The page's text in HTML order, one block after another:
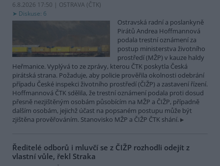
6.8.2026 17:50 | OSTRAVA (ČTK)
Diskuse: 6
Ostravská radní a poslankyně
Pirátů Andrea Hoffmannová
podala trestní oznámení za
postup ministerstva životního
prostředí (MŽP) v kauze haldy
Heřmanice. Vyplývá to ze zprávy, kterou ČTK poskytla Česká
pirátská strana. Požaduje, aby policie prověřila okolnosti odebrání
případu České inspekci životního prostředí (ČIŽP) a zastavení řízení.
Hoffmannová ČTK sdělila, že trestní oznámení podala proti dosud
přesně nezjištěným osobám působícím na MŽP a ČIŽP, případně
dalším osobám, jejichž účast na popsaném postupu může být
zjištěna prověřováním. Stanovisko MŽP a ČIŽP ČTK shání.
Ředitelé odborů i mluvčí se z ČIŽP rozhodli odejít z
vlastní vůle, řekl Straka